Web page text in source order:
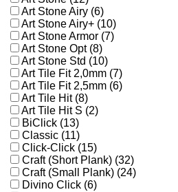
Art Stone Airy (6)
Art Stone Airy+ (10)
Art Stone Armor (7)
Art Stone Opt (8)
Art Stone Std (10)
Art Tile Fit 2,0mm (7)
Art Tile Fit 2,5mm (6)
Art Tile Hit (8)
Art Tile Hit S (2)
BiClick (13)
Classic (11)
Click-Click (15)
Craft (Short Plank) (32)
Craft (Small Plank) (24)
Divino Click (6)